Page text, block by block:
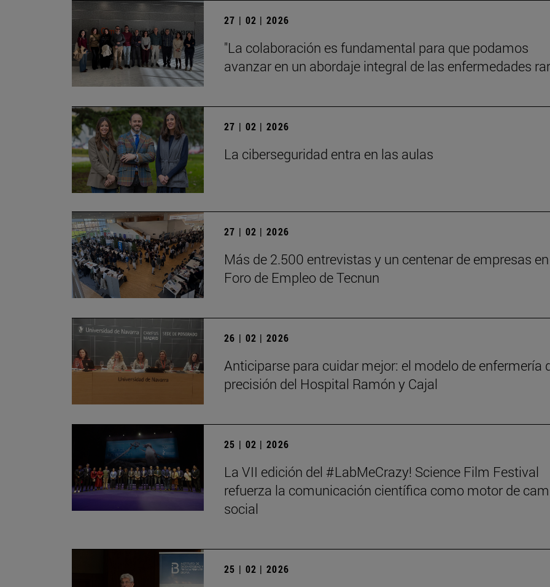
27 | 02 | 2026
"La colaboración es fundamental para que podamos
avanzar en un abordaje integral de las enfermedades
27 | 02 | 2026
La ciberseguridad entra en las aulas
27 | 02 | 2026
Más de 2.500 entrevistas y un centenar de empresas
Foro de Empleo de Tecnun
26 | 02 | 2026
Anticiparse para cuidar mejor: el modelo de enfermería
precisión del Hospital Ramón y Cajal
25 | 02 | 2026
La VII edición del #LabMeCrazy! Science Film Festival
refuerza la comunicación científica como motor de
social
25 | 02 | 2026